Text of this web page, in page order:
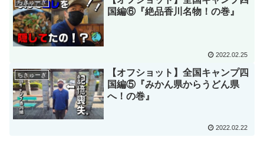
ちきゅーぎ
国編⑥『絶品香川名物！の巻』
2022.02.25
ちきゅーぎ
【オフショット】全国キャンプ四
国編⑤『みかん県からうどん県
へ！の巻』
2022.02.22